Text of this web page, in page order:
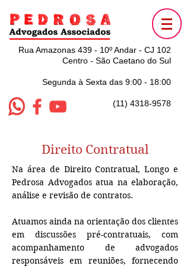
Rua Amazonas 439 - 10º Andar - CJ 102
Centro - São Caetano do Sul
Segunda à Sexta das 9:00 - 18:00
(11) 4318-9578
Direito Contratual
Na área de Direito Contratual, Longo e
Pedrosa Advogados atua na elaboração,
análise e revisão de contratos.
Atuamos ainda na orientação dos clientes
em discussões pré-contratuais, com
acompanhamento de advogados
responsáveis em reuniões, fornecendo